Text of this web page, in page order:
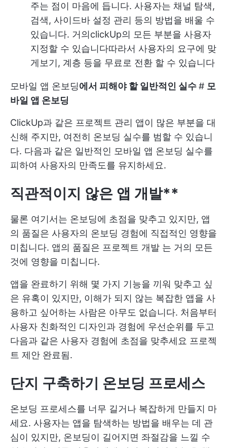
주는 점이 마음에 듭니다. 사용자는 채널 탐색,
검색, 사이드바 설정 관리 등의 방법을 배울 수
있습니다. 거의clickUp의 모든 부분을 사용자
지정할 수 있습니다따라서 사용자의 요구에 맞
게보기, 계층 등을 무료로 전환 할 수 있습니다
모바일 앱 온보딩에서 피해야 할 일반적인 실수# 모
바일 앱 온보딩
ClickUp과 같은 프로젝트 관리 앱이 많은 부분을 대
신해 주지만, 여전히 온보딩 실수를 범할 수 있습니
다. 다음과 같은 일반적인 모바일 앱 온보딩 실수를
피하여 사용자의 만족도를 유지하세요.
직관적이지 않은 앱 개발**
물론 여기서는 온보딩에 초점을 맞추고 있지만, 앱
의 품질은 사용자의 온보딩 경험에 직접적인 영향을
미칩니다. 앱의 품질은 프로젝트 개발 는 거의 모든
것에 영향을 미칩니다.
앱을 완료하기 위해 몇 가지 기능을 끼워 맞추고 싶
은 유혹이 있지만, 이해가 되지 않는 복잡한 앱을 사
용하고 싶어하는 사람은 아무도 없습니다. 처음부터
사용자 친화적인 디자인과 경험에 우선순위를 두고
다음과 같은 사용자 경험에 초점을 맞추세요 프로젝
트 제안 완료됨.
단지 구축하기 온보딩 프로세스
온보딩 프로세스를 너무 길거나 복잡하게 만들지 마
세요. 사용자는 앱을 탐색하는 방법을 배우는 데 관
심이 있지만, 온보딩이 길어지면 좌절감을 느낄 수